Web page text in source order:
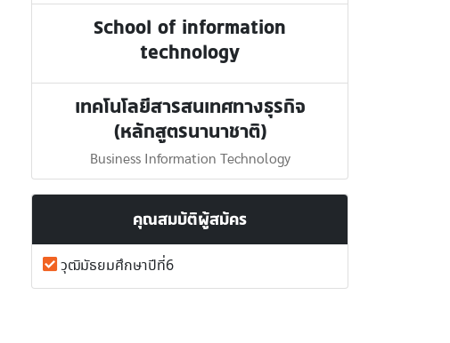
School of information
technology
เทคโนโลยีสารสนเทศทางธุรกิจ
(หลักสูตรนานาชาติ)
Business Information Technology
คุณสมบัติผู้สมัคร
วุฒิมัธยมศึกษาปีที่6